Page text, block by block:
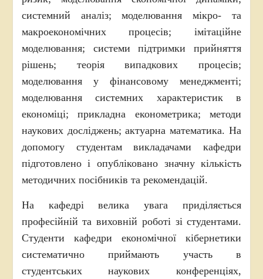
системний аналіз; моделювання мікро- та
макроекономічних процесів; імітаційне
моделювання; системи підтримки прийняття
рішень; теорія випадкових процесів;
моделювання у фінансовому менеджменті;
моделювання системних характеристик в
економіці; прикладна економетрика; методи
наукових досліджень; актуарна математика. На
допомогу студентам викладачами кафедри
підготовлено і опубліковано значну кількість
методичних посібників та рекомендацій.
На кафедрі велика увага приділяється
професійній та виховній роботі зі студентами.
Студенти кафедри економічної кібернетики
систематично приймають участь в
студентських наукових конференціях,